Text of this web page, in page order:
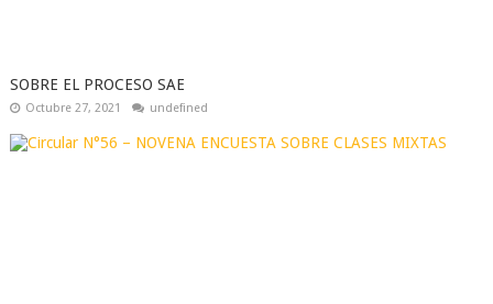
SOBRE EL PROCESO SAE
Octubre 27, 2021 undefined